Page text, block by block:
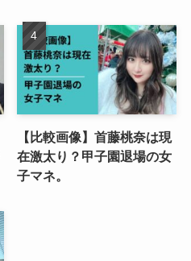
【比較画像】首藤桃奈は現
在激太り？甲子園退場の女
子マネ。